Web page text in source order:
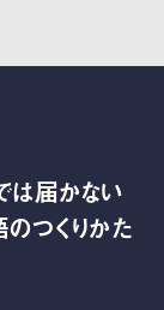
は届かない
つくりかた